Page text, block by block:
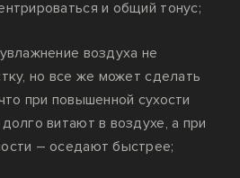
и общий тонус;
воздуха не
но все же может сделать
при повышенной сухости
витают в воздухе, а при
– оседают быстрее;